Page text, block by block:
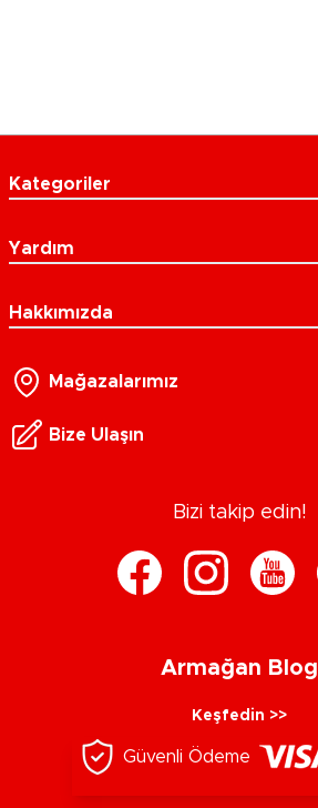
Kategoriler
Yardım
Hakkımızda
Mağazalarımız
Bize Ulaşın
Bizi takip edin!
Armağan Blog
Keşfedin >>
Güvenli Ödeme